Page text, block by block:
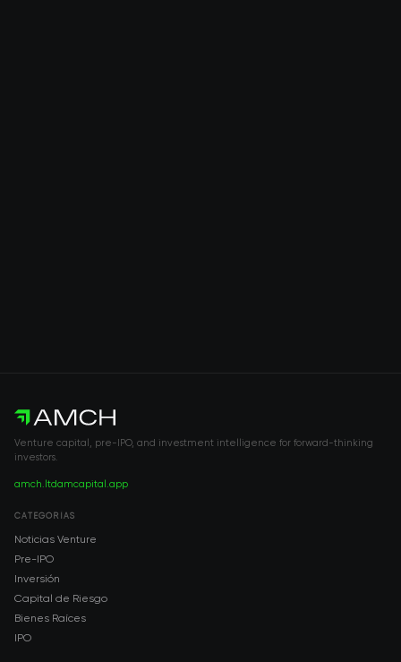
Venture capital, pre-IPO, and investment intelligence for forward-thinking
investors.
amch.ltdamcapital.app
CATEGORÍAS
Noticias Venture
Pre-IPO
Inversión
Capital de Riesgo
Bienes Raíces
IPO